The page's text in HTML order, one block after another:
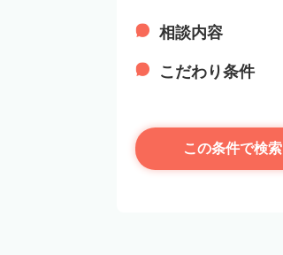
相談内容
こだわり条件
この条件で検索